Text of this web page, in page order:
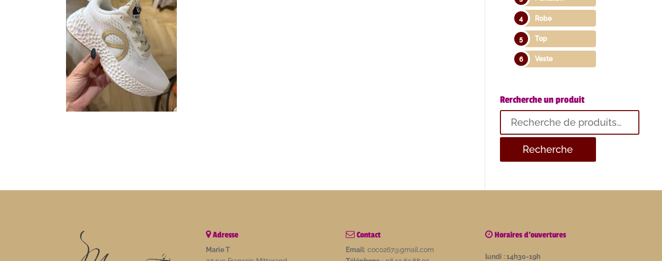
Robe
Top
Veste
Rercherche un produit
pour :
Adresse
Marie T
Contact
Email: coco267@gmail.com
Horaires d'ouvertures
lundi : 14h30-19h